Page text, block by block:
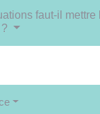
faut-il mettre